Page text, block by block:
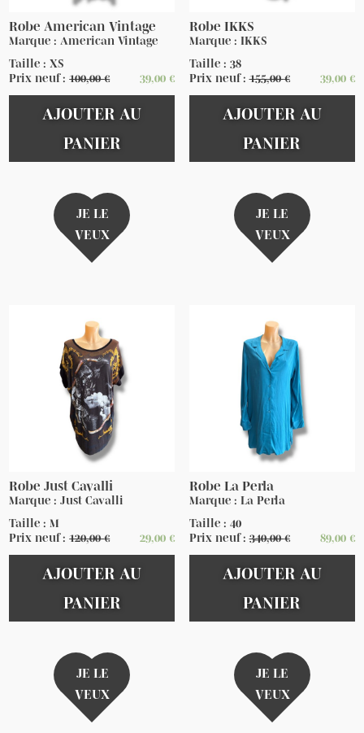
Robe American Vintage
Marque : American Vintage
Taille : XS
Prix neuf :100,00€ 39,00 €
AJOUTER AU
PANIER
JE LE
VEUX
Robe IKKS
Marque : IKKS
Taille : 38
Prix neuf :155,00€ 39,00 €
AJOUTER AU
PANIER
JE LE
VEUX
Robe Just Cavalli
Marque : Just Cavalli
Taille : M
Prix neuf :120,00€ 29,00 €
AJOUTER AU
PANIER
JE LE
VEUX
Robe La Perla
Marque : La Perla
Taille : 40
Prix neuf :340,00€ 89,00 €
AJOUTER AU
PANIER
JE LE
VEUX